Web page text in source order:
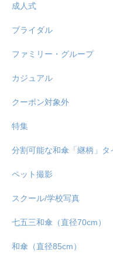
成人式
ブライダル
ファミリー・グループ
カジュアル
クーポン対象外
特集
分割可能な和傘「継柄」タ
ペット撮影
スクール/学校写真
七五三和傘（直径70cm）
和傘（直径85cm）